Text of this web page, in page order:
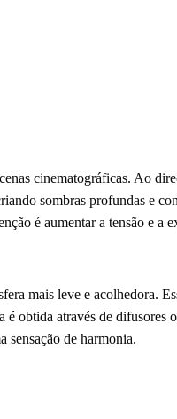
cinematográficas. Ao
sombras profundas e
é aumentar a tensão e a
mais leve e acolhedora.
obtida através de difusores
sensação de harmonia.